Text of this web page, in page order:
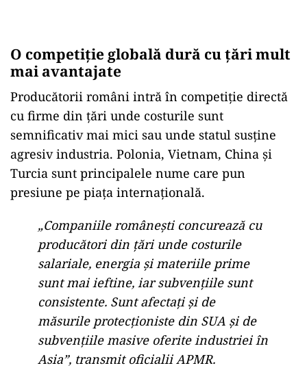
O competiție globală dură cu țări mult
mai avantajate
Producătorii români intră în competiție directă
cu firme din țări unde costurile sunt
semnificativ mai mici sau unde statul susține
agresiv industria. Polonia, Vietnam, China și
Turcia sunt principalele nume care pun
presiune pe piața internațională.
„Companiile românești concurează cu
producători din țări unde costurile
salariale, energia și materiile prime
sunt mai ieftine, iar subvențiile sunt
consistente. Sunt afectați și de
măsurile protecționiste din SUA și de
subvențiile masive oferite industriei în
Asia”, transmit oficialii APMR.